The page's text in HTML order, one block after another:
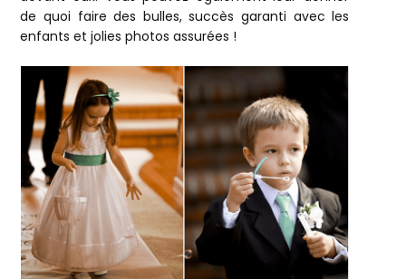
de quoi faire des bulles, succès garanti avec les
enfants et jolies photos assurées !